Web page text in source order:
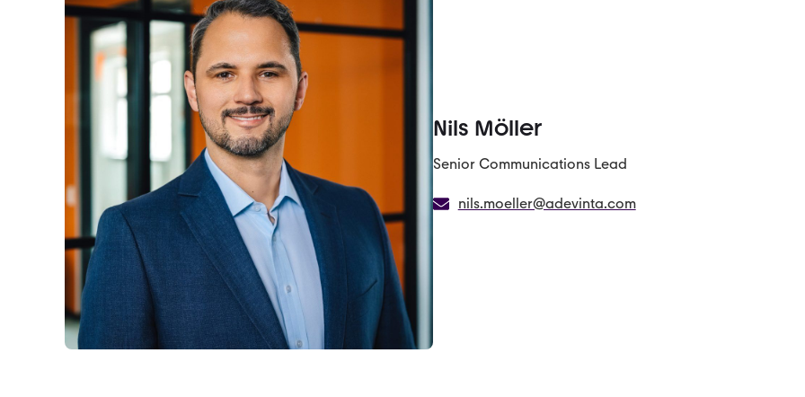
Nils Möller
Senior Communications Lead
nils.moeller@adevinta.com